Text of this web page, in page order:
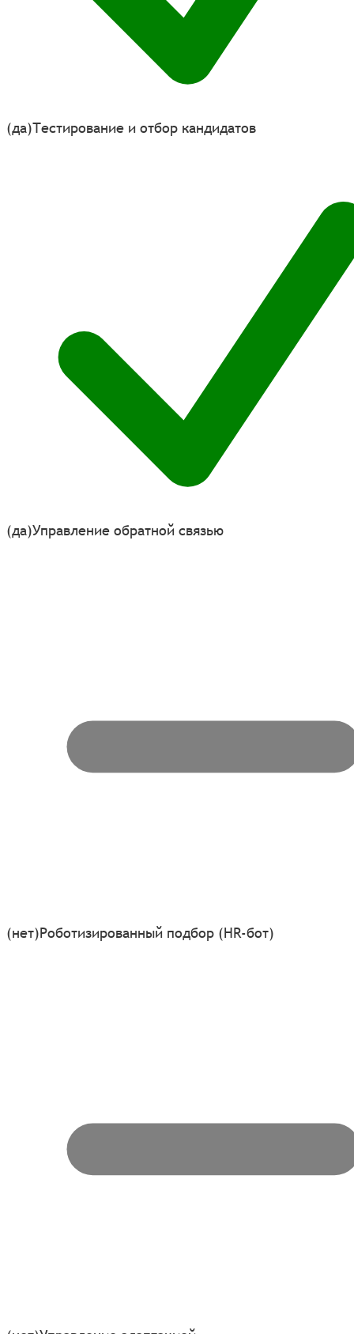
(да)Тестирование и отбор кандидатов
(да)Управление обратной связью
(нет)Роботизированный подбор (HR-бот)